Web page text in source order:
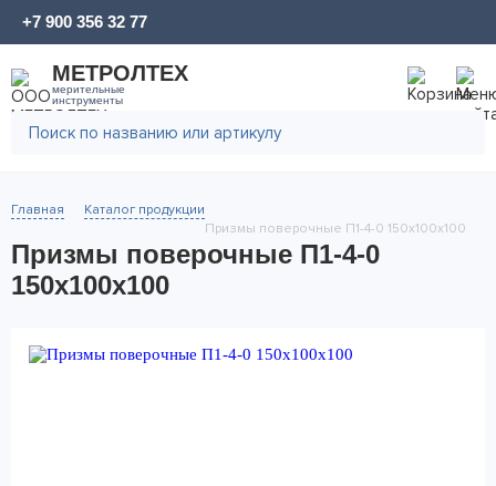
МЕТРОЛТЕХ
мерительные
инструменты
+7 900 356 32 77
Главная
Каталог продукции
Призмы поверочные П1-4-0 150x100x100
Призмы поверочные П1-4-0
150x100x100